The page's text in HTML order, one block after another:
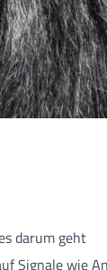
darum geht
Signale wie